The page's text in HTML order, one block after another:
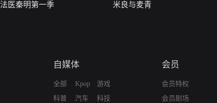
法医秦明第一季 米良与麦青
自媒体
全部
科普
Kpop
汽车
游戏
科技
会员
会员特权
会员剧场